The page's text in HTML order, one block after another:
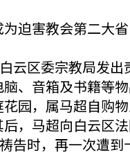
迫害教会第二大省
云区委宗教局发
、音箱及书籍等
园，属马超自购
，马超向白云区
告时，再一次遭到